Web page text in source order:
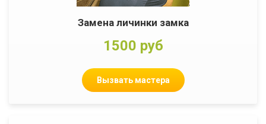
Замена личинки замка
1500 руб
Вызвать мастера